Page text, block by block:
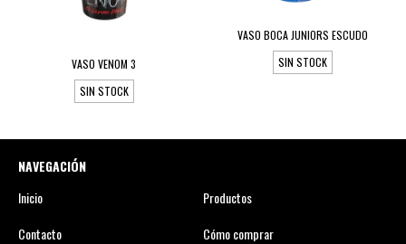
VASO VENOM 3
SIN STOCK
VASO BOCA JUNIORS ESCUDO
SIN STOCK
NAVEGACIÓN
Inicio
Productos
Contacto
Cómo comprar